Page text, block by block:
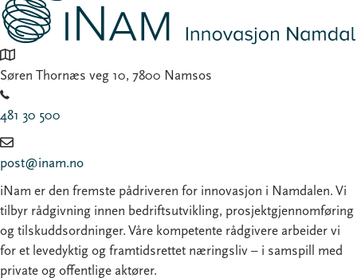
Søren Thornæs veg 10, 7800 Namsos
481 30 500
post@inam.no
iNam er den fremste pådriveren for innovasjon i Namdalen. Vi
tilbyr rådgivning innen bedriftsutvikling, prosjektgjennomføring
og tilskuddsordninger. Våre kompetente rådgivere arbeider vi
for et levedyktig og framtidsrettet næringsliv – i samspill med
private og offentlige aktører.